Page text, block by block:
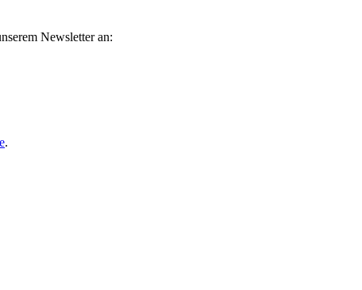
Newsletter an:
.